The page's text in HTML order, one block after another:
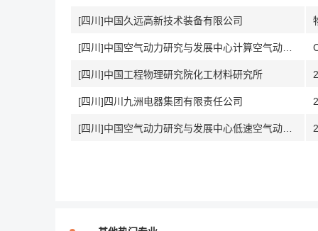
[四川]中国久远高新技术装备有限公司
[四川]中国工程物理研究院化工材料研究所
[四川]四川九洲电器集团有限责任公司